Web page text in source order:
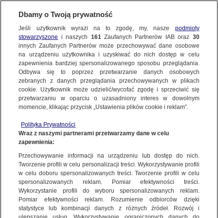
LUBLIN
Tragiczny wypadek. Zginęła 18-latka, 19-
latek walczy o życie
23.03.2025, 13:47
Dbamy o Twoją prywatność
Jeśli użytkownik wyrazi na to zgodę, my, nasze podmioty
stowarzyszone i naszych 161Zaufanych Partnerów IAB oraz 30
innych Zaufanych Partnerów może przechowywać dane osobowe
na urządzeniu użytkownika i uzyskiwać do nich dostęp w celu
zapewnienia bardziej spersonalizowanego sposobu przeglądania.
Odbywa się to poprzez przetwarzanie danych osobowych
zebranych z danych przeglądania przechowywanych w plikach
cookie. Użytkownik może udzielić/wycofać zgodę i sprzeciwić się
przetwarzaniu w oparciu o uzasadniony interes w dowolnym
momencie, klikając przycisk „Ustawienia plików cookie i reklam”.
Polityka Prywatności
Wraz z naszymi partnerami przetwarzamy dane w celu
zapewnienia:
Przechowywanie informacji na urządzeniu lub dostęp do nich.
Tworzenie profili w celu personalizacji treści. Wykorzystywanie profili
w celu doboru spersonalizowanych treści. Tworzenie profili w celu
spersonalizowanych reklam. Pomiar efektywności treści.
Wykorzystanie profili do wyboru spersonalizowanych reklam.
Pomiar efektywności reklam. Rozumienie odbiorców dzięki
statystyce lub kombinacji danych z różnych źródeł. Rozwój i